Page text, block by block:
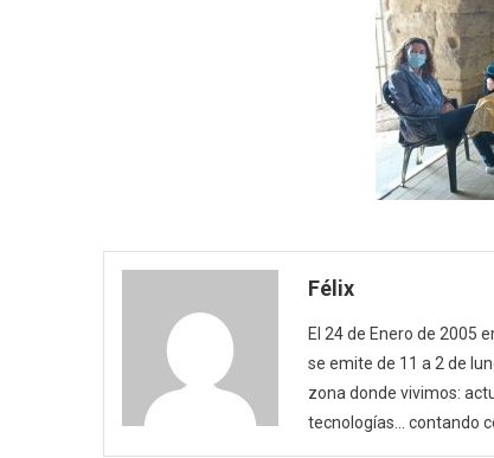
Félix
El 24 de Enero de 2005
se emite de 11 a 2 de
zona donde vivimos:
tecnologías… contando